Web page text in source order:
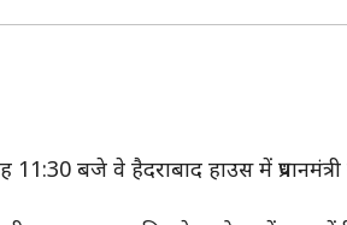
बजे वे हैदराबाद हाउस में